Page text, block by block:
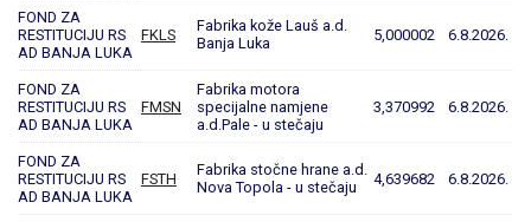
FOND ZA
RESTITUCIJU RS
AD BANJA LUKA
FKLS
Fabrika kože Lauš a.d.
Banja Luka
5,000002 6.8.2026.
FOND ZA
RESTITUCIJU RS
AD BANJA LUKA
FMSN
Fabrika motora
specijalne namjene
a.d.Pale - u stečaju
3,370992 6.8.2026.
FOND ZA
RESTITUCIJU RS
AD BANJA LUKA
FSTH
Fabrika stočne hrane a.d.
Nova Topola - u stečaju
4,639682 6.8.2026.